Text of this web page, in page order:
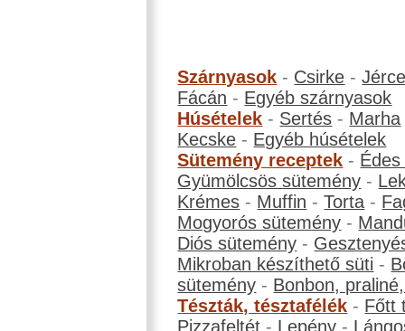
Szárnyasok - Csirke -
Fácán - Egyéb szárnyasok
Húsételek - Sertés - Marha
Kecske - Egyéb húsételek
Sütemény receptek -
Gyümölcsös sütemény -
Krémes - Muffin -Torta -
Mogyorós sütemény -
Diós sütemény -
Mikroban készíthető süti -
sütemény - Bonbon,
Tészták, tésztafélék - Főtt
Pizzafeltét - Lepény -